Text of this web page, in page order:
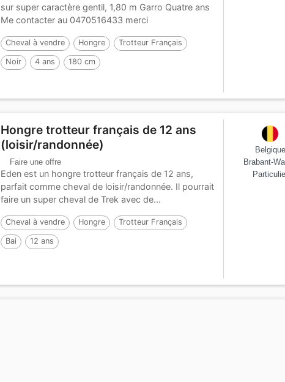
sur super caractère gentil, 1,80 m Garro Quatre ans
Me contacter au 0470516433 merci
Cheval à vendre Hongre Trotteur Français
Noir 4 ans 180 cm
Hongre trotteur français de 12 ans
(loisir/randonnée)
Faire une offre
Eden est un hongre trotteur français de 12 ans,
parfait comme cheval de loisir/randonnée. Il pourrait
faire un super cheval de Trek avec de...
Cheval à vendre Hongre Trotteur Français
Bai 12 ans
Belgique
Brabant-